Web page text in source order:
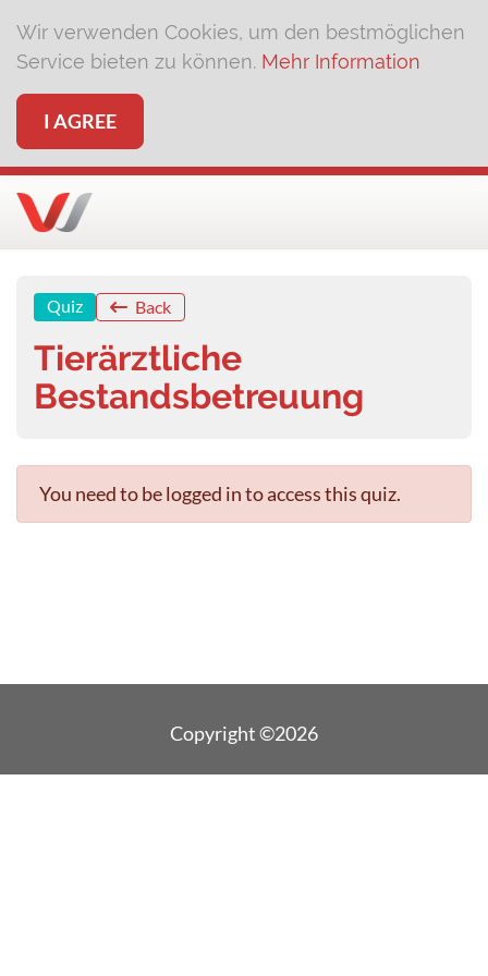
Wir verwenden Cookies, um den bestmöglichen
Service bieten zu können. Mehr Information
I AGREE
Quiz Back
Tierärztliche
Bestandsbetreuung
You need to be logged in to access this quiz.
Copyright ©2026